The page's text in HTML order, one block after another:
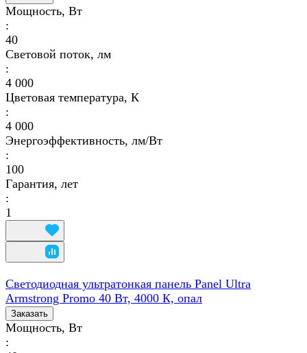
Мощность, Вт
:
40
Световой поток, лм
:
4 000
Цветовая температура, К
:
4 000
Энергоэффективность, лм/Вт
:
100
Гарантия, лет
:
1
Светодиодная ультратонкая панель Panel Ultra
Armstrong Promo 40 Вт, 4000 К, опал
Заказать
Мощность, Вт
: